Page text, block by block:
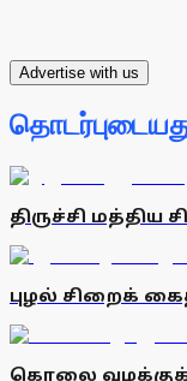
Advertise with us
திருச்சி மத்திய
புழல் சிறைக்
கொலை வழக்குக்